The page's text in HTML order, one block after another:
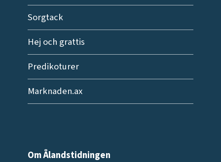
Sorgtack
Hej och grattis
Predikoturer
Marknaden.ax
Om Ålandstidningen